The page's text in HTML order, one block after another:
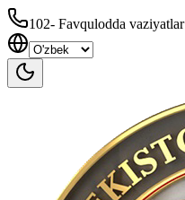
102- Favqulodda vaziyatlar